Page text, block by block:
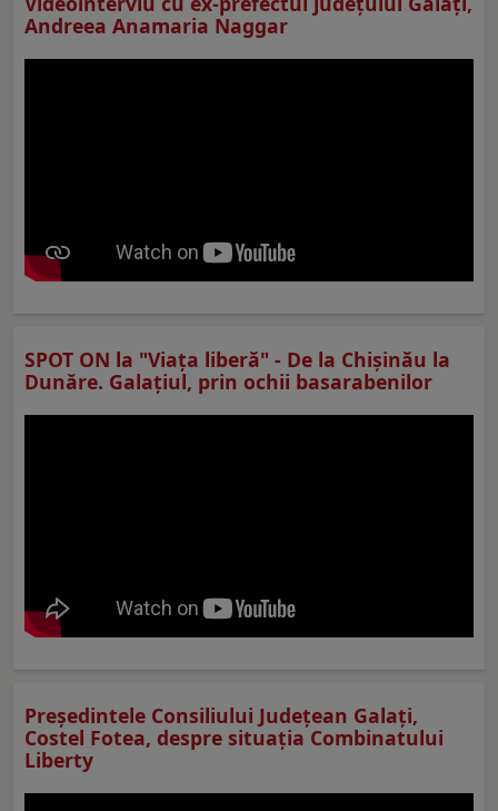
Andreea Anamaria Naggar
SPOT ON la "Viaţa liberă" - De la Chișinău la
Dunăre. Galațiul, prin ochii basarabenilor
Preşedintele Consiliului Judeţean Galaţi,
Costel Fotea, despre situaţia Combinatului
Liberty